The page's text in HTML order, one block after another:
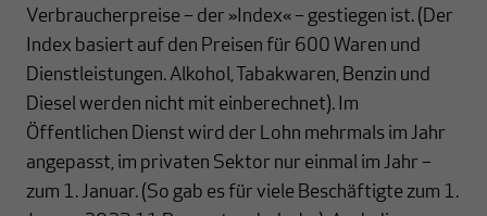
Verbraucherpreise – der »Index« – gestiegen ist. (Der
Index basiert auf den Preisen für 600 Waren und
Dienstleistungen. Alkohol, Tabakwaren, Benzin und
Diesel werden nicht mit einberechnet). Im
Öffentlichen Dienst wird der Lohn mehrmals im Jahr
angepasst, im privaten Sektor nur einmal im Jahr –
zum 1. Januar. (So gab es für viele Beschäftigte zum 1.